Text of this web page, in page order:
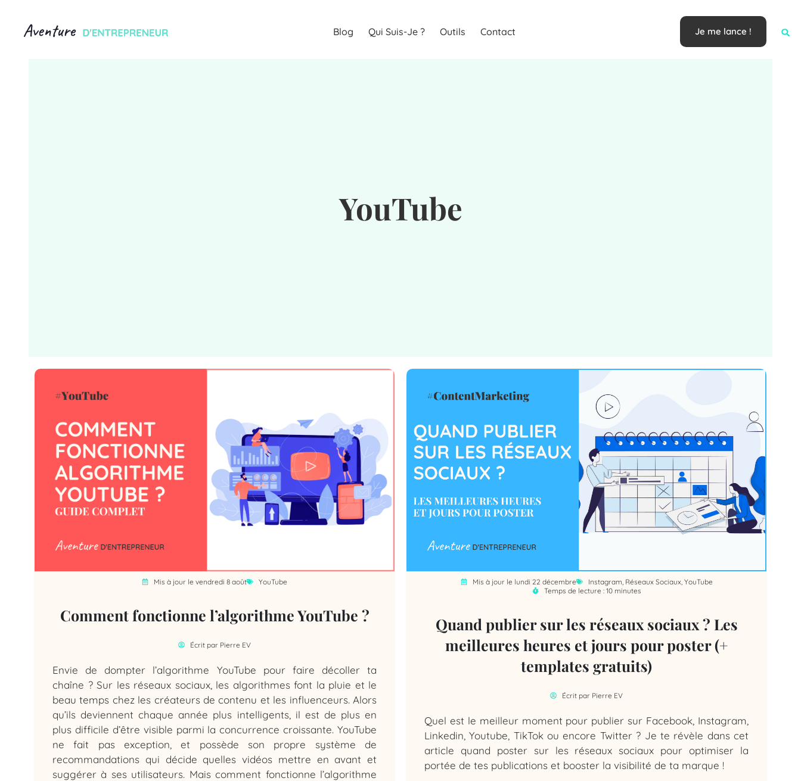
Blog Qui Suis-Je ? Outils Contact Je me lance !
YouTube
Mis à jour le vendredi 8 août YouTube
Comment fonctionne l’algorithme YouTube ?
Écrit par Pierre EV
Envie de dompter l’algorithme YouTube pour faire décoller ta
chaîne ? Sur les réseaux sociaux, les algorithmes font la pluie et le
beau temps chez les créateurs de contenu et les influenceurs. Alors
qu’ils deviennent chaque année plus intelligents, il est de plus en
plus difficile d’être visible parmi la concurrence croissante. YouTube
ne fait pas exception, et possède son propre système de
recommandations qui décide quelles vidéos mettre en avant et
suggérer à ses utilisateurs. Mais comment fonctionne l’algorithme
Mis à jour le lundi 22 décembre Instagram Réseaux Sociaux, YouTube
Temps de lecture : 10 minutes
Quand publier sur les réseaux sociaux ? Les
meilleures heures et jours pour poster (+
templates gratuits)
Écrit par Pierre EV
Quel est le meilleur moment pour publier sur Facebook, Instagram,
Linkedin, Youtube, TikTok ou encore Twitter ? Je te révèle dans cet
article quand poster sur les réseaux sociaux pour optimiser la
portée de tes publications et booster la visibilité de ta marque !